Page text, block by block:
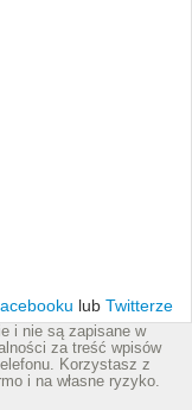
lub Twitterze
i nie są zapisane w
za treść wpisów
Korzystasz z
i na własne ryzyko.